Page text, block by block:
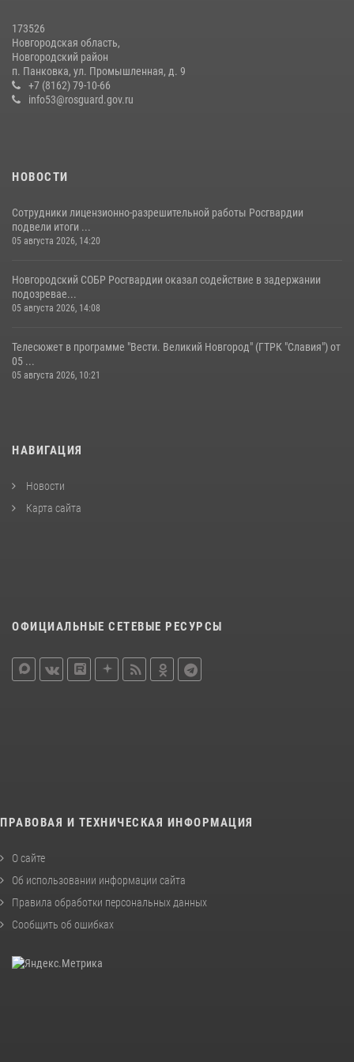
Новгородские росгвардейцы рассказали о службе детям из летнего
лагеря «Волынь»
30 июля 2026, 08:40 5
173526
Новгородская область,
Новгородский район
п. Панковка, ул. Промышленная, д. 9
+7 (8162) 79-10-66
info53@rosguard.gov.ru
НОВОСТИ
Сотрудники лицензионно-разрешительной работы Росгвардии
подвели итоги ...
05 августа 2026, 14:20
Новгородский СОБР Росгвардии оказал содействие в задержании
подозревае...
05 августа 2026, 14:08
Телесюжет в программе "Вести. Великий Новгород" (ГТРК "Славия") от
05 ...
05 августа 2026, 10:21
НАВИГАЦИЯ
Новости
Карта сайта
ОФИЦИАЛЬНЫЕ СЕТЕВЫЕ РЕСУРСЫ
ПРАВОВАЯ И ТЕХНИЧЕСКАЯ ИНФОРМАЦИЯ
О сайте
Об использовании информации сайта
Правила обработки персональных данных
Сообщить об ошибках